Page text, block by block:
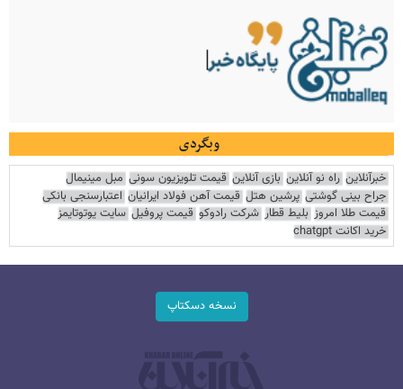
وبگردی
خبرآنلاین راه نو آنلاین بازی آنلاین قیمت تلویزیون سونی مبل مینیمال
جراح بینی گوشتی پرشین هتل قیمت آهن فولاد ایرانیان اعتبارسنجی بانکی
قیمت طلا امروز بلیط قطار شرکت رادوکو قیمت پروفیل سایت یوتوتایمز
خرید اکانت chatgpt
نسخه دسکتاپ